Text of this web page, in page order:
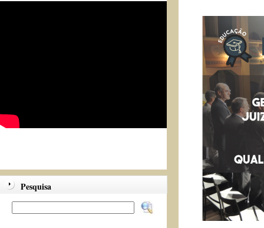
Pesquisa